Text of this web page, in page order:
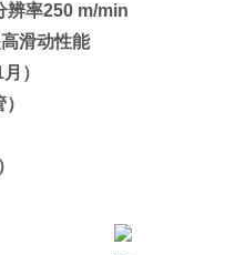
辨率250 m/min
滑动性能
）